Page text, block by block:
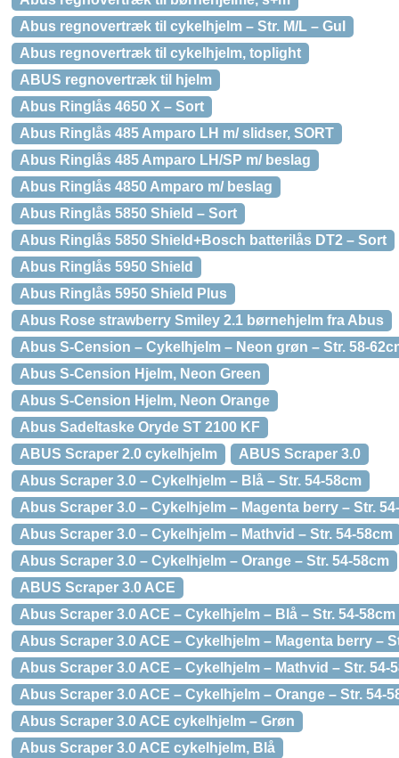
Abus regnovertræk til cykelhjelm – Str. M/L – Gul
Abus regnovertræk til cykelhjelm, toplight
ABUS regnovertræk til hjelm
Abus Ringlås 4650 X – Sort
Abus Ringlås 485 Amparo LH m/ slidser, SORT
Abus Ringlås 485 Amparo LH/SP m/ beslag
Abus Ringlås 4850 Amparo m/ beslag
Abus Ringlås 5850 Shield – Sort
Abus Ringlås 5850 Shield+Bosch batterilås DT2 – Sort
Abus Ringlås 5950 Shield
Abus Ringlås 5950 Shield Plus
Abus Rose strawberry Smiley 2.1 børnehjelm fra Abus
Abus S-Cension – Cykelhjelm – Neon grøn – Str. 58-
Abus S-Cension Hjelm, Neon Green
Abus S-Cension Hjelm, Neon Orange
Abus Sadeltaske Oryde ST 2100 KF
ABUS Scraper 2.0 cykelhjelm
ABUS Scraper 3.0
Abus Scraper 3.0 – Cykelhjelm – Blå – Str. 54-58cm
Abus Scraper 3.0 – Cykelhjelm – Magenta berry – Str.
Abus Scraper 3.0 – Cykelhjelm – Mathvid – Str. 54-58cm
Abus Scraper 3.0 – Cykelhjelm – Orange – Str. 54-58cm
ABUS Scraper 3.0 ACE
Abus Scraper 3.0 ACE – Cykelhjelm – Blå – Str. 54-58cm
Abus Scraper 3.0 ACE – Cykelhjelm – Magenta berry –
Abus Scraper 3.0 ACE – Cykelhjelm – Mathvid – Str. 54-
Abus Scraper 3.0 ACE – Cykelhjelm – Orange – Str. 54-
Abus Scraper 3.0 ACE cykelhjelm – Grøn
Abus Scraper 3.0 ACE cykelhjelm, Blå